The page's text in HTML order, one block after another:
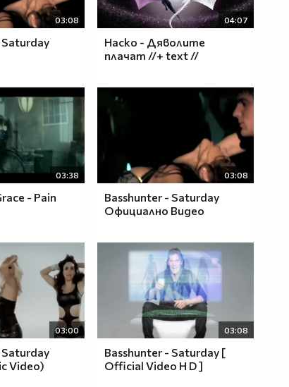
03:08
Saturday
04:07
Наско - Дяволите
плачат //+ text //
03:38
- Pain
03:08
Basshunter - Saturday
Официално Видео
03:00
Saturday
Video)
03:08
Basshunter - Saturday [
Official Video H D ]